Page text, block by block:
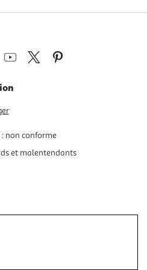
: non conforme
et malentendants